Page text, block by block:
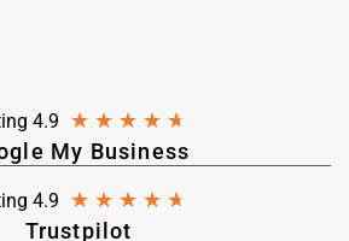
4.9 ★ ★ ★ ★ ★
My Business
4.9 ★ ★ ★ ★ ★
Trustpilot